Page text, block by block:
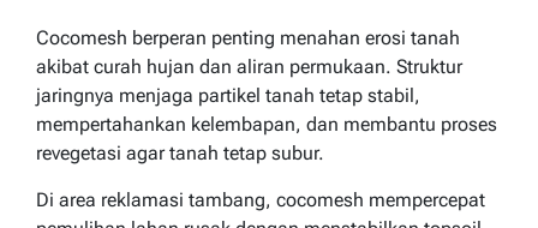
Cocomesh berperan penting menahan erosi tanah
akibat curah hujan dan aliran permukaan. Struktur
jaringnya menjaga partikel tanah tetap stabil,
mempertahankan kelembapan, dan membantu proses
revegetasi agar tanah tetap subur.
Di area reklamasi tambang, cocomesh mempercepat